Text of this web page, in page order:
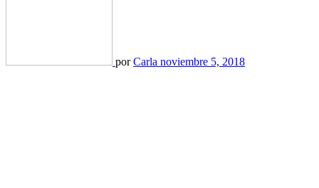
porCarla noviembre 5, 2018